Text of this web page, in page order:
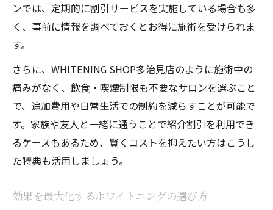
ンでは、定期的に割引サービスを実施している場合も多
く、事前に情報を調べておくとお得に施術を受けられま
す。
さらに、WHITENING SHOP多治見店のように施術中の
痛みがなく、飲食・喫煙制限も不要なサロンを選ぶこと
で、追加費用や日常生活での制約を減らすことが可能で
す。家族や友人と一緒に通うことで紹介割引を利用でき
るケースもあるため、賢くコストを抑えたい方はこうし
た特典も活用しましょう。
効果を最大化するホワイトニングの選び方